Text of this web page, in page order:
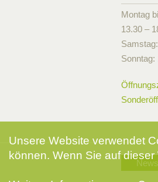
Montag
13.30 –
Sonntag:
Unsere Website verwendet
können. Wenn Sie auf